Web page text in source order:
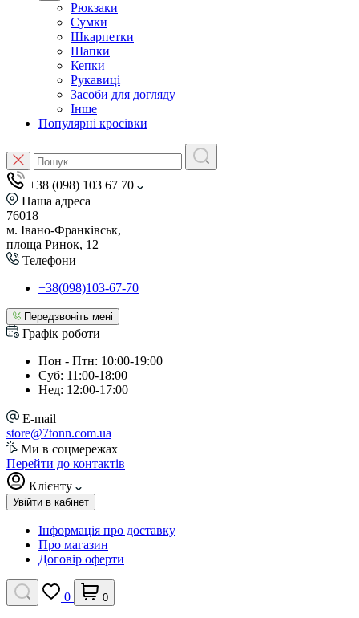
Рюкзаки
Сумки
Шкарпетки
Шапки
Кепки
Рукавиці
Засоби для догляду
Інше
Популярні кросівки
+38 (098) 103 67 70
Наша адреса
76018
м. Івано-Франківськ,
площа Ринок, 12
Телефони
+38(098)103-67-70
Передзвоніть мені
Графік роботи
Пон - Птн: 10:00-19:00
Суб: 11:00-18:00
Нед: 12:00-17:00
E-mail
store@7tonn.com.ua
Ми в соцмережах
Перейти до контактів
Клієнту
Увійти в кабінет
Інформація про доставку
Про магазин
Договір оферти
0 0